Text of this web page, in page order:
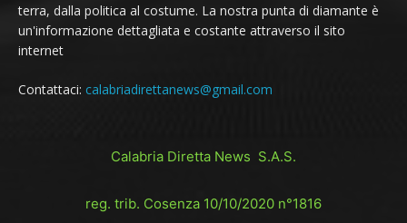
terra, dalla politica al costume. La nostra punta di diamante è
un'informazione dettagliata e costante attraverso il sito
internet
Contattaci: calabriadirettanews@gmail.com
Calabria Diretta News S.A.S.
reg. trib. Cosenza 10/10/2020 n°1816